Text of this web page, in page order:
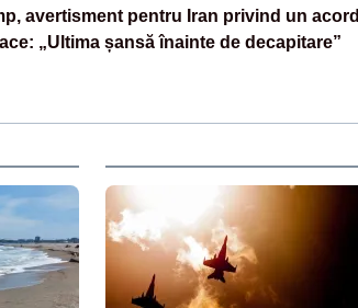
avertisment pentru Iran privind un acord
„Ultima șansă înainte de decapitare”